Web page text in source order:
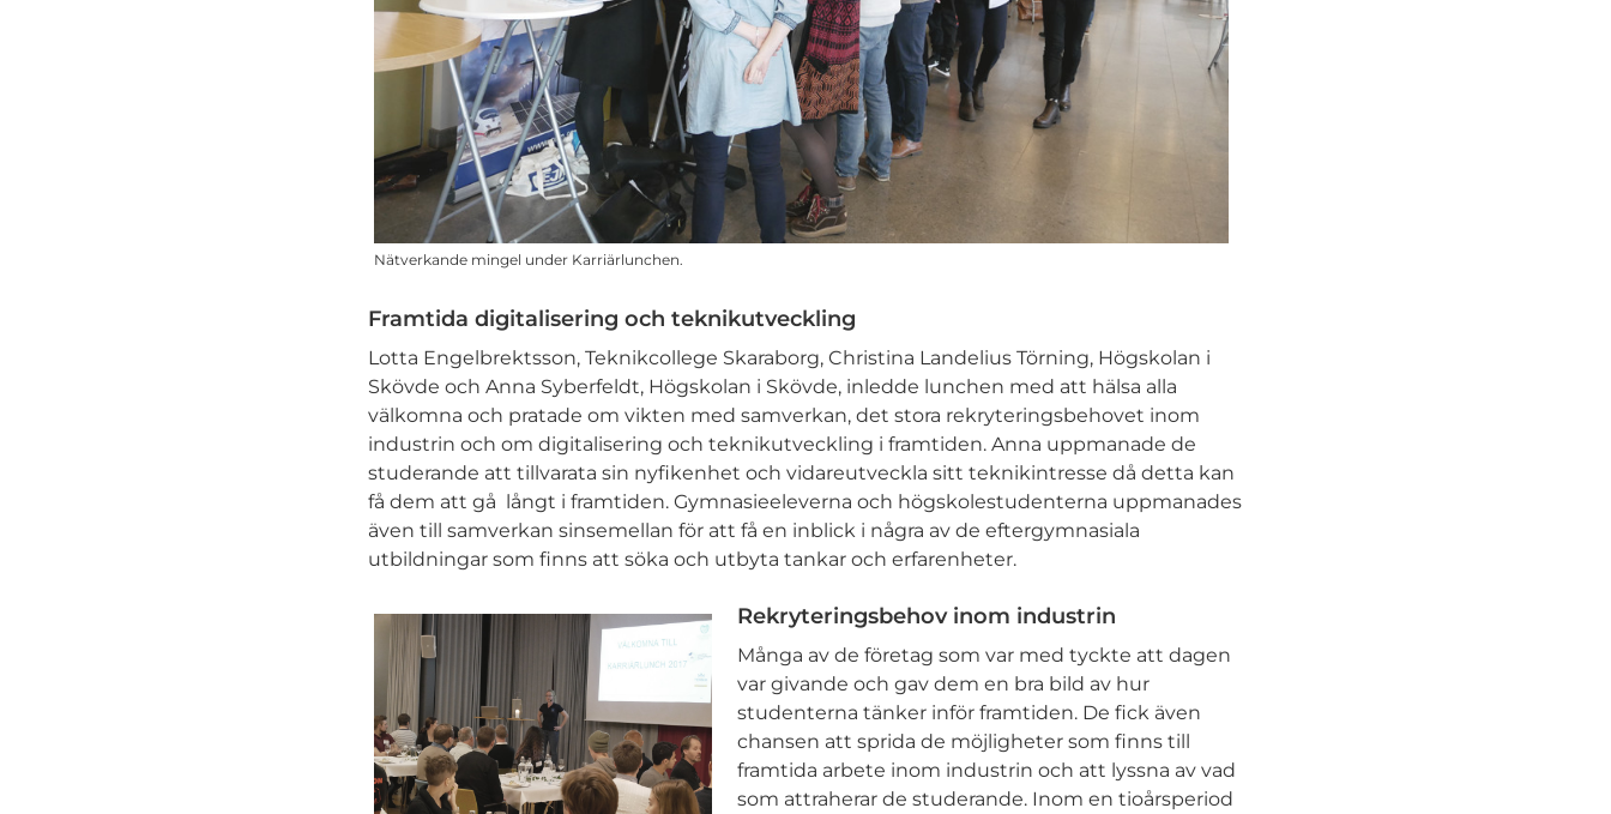
Nätverkande mingel under Karriärlunchen.
Framtida digitalisering och teknikutveckling
Lotta Engelbrektsson, Teknikcollege Skaraborg, Christina Landelius Törning, Högskolan i
Skövde och Anna Syberfeldt, Högskolan i Skövde, inledde lunchen med att hälsa alla
välkomna och pratade om vikten med samverkan, det stora rekryteringsbehovet inom
industrin och om digitalisering och teknikutveckling i framtiden. Anna uppmanade de
studerande att tillvarata sin nyfikenhet och vidareutveckla sitt teknikintresse då detta kan
få dem att gå långt i framtiden. Gymnasieeleverna och högskolestudenterna uppmanades
även till samverkan sinsemellan för att få en inblick i några av de eftergymnasiala
utbildningar som finns att söka och utbyta tankar och erfarenheter.
Rekryteringsbehov inom industrin
Många av de företag som var med tyckte att dagen
var givande och gav dem en bra bild av hur
studenterna tänker inför framtiden. De fick även
chansen att sprida de möjligheter som finns till
framtida arbete inom industrin och att lyssna av vad
som attraherar de studerande. Inom en tioårsperiod